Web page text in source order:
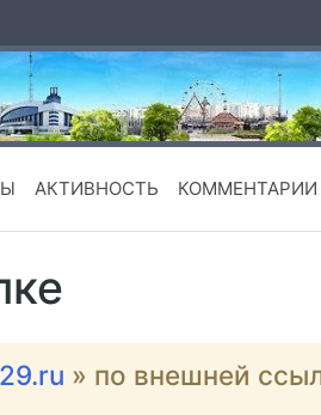
АКТИВНОСТЬ КОММЕНТАРИИ
» по внешней